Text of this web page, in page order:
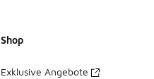
Shop
Exklusive Angebote